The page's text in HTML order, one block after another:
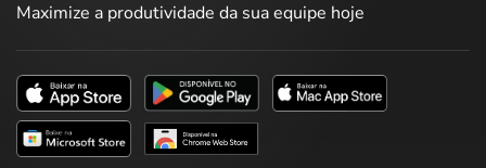
Maximize a produtividade da sua equipe hoje